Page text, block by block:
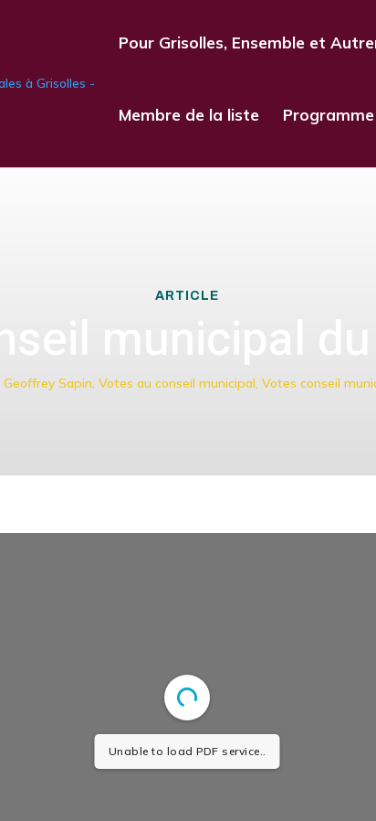
Pour Grisolles, Ensemble et
Membre de la liste Programme
ARTICLE
Geoffrey Sapin, Votes au conseil municipal, Votes conseil
Unable to load PDF service..